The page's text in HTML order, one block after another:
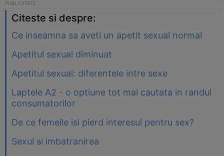
Citeste si despre:
Ce inseamna sa aveti un apetit sexual normal
Apetitul sexual diminuat
Apetitul sexual: diferentele intre sexe
Laptele A2 - o optiune tot mai cautata in randul
consumatorilor
De ce femeile isi pierd interesul pentru sex?
Sexul si imbatranirea